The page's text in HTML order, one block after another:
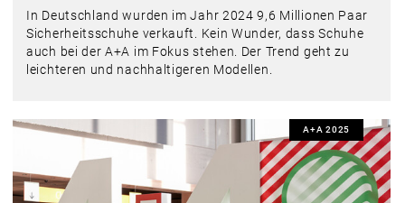
In Deutschland wurden im Jahr 2024 9,6 Millionen Paar
Sicherheitsschuhe verkauft. Kein Wunder, dass Schuhe
auch bei der A+A im Fokus stehen. Der Trend geht zu
leichteren und nachhaltigeren Modellen.
A+A 2025